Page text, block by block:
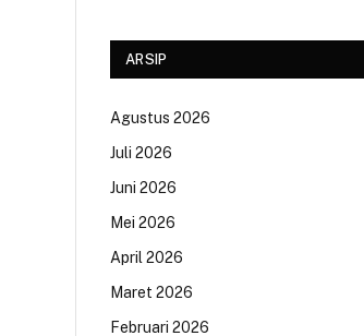
ARSIP
Agustus 2026
Juli 2026
Juni 2026
Mei 2026
April 2026
Maret 2026
Februari 2026